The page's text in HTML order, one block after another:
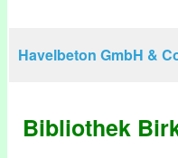
Havelbeton GmbH &
Bibliothek